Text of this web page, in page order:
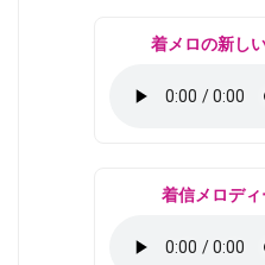
着メロの新し
着信メロデ